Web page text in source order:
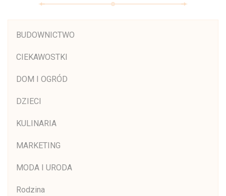
BUDOWNICTWO
CIEKAWOSTKI
DOM I OGRÓD
DZIECI
KULINARIA
MARKETING
MODA I URODA
Rodzina